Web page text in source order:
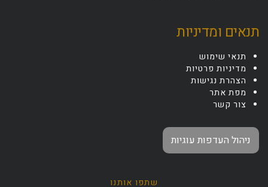
תנאים ומדיניות
תנאי שימוש
מדיניות פרטיות
הצהרת נגישות
מפת אתר
צור קשר
ניהול העדפות עוגיות
שתפו אותנו